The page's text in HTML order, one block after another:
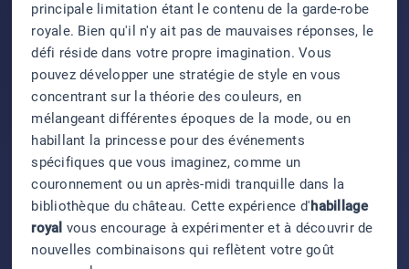
principale limitation étant le contenu de la garde-robe
royale. Bien qu'il n'y ait pas de mauvaises réponses, le
défi réside dans votre propre imagination. Vous
pouvez développer une stratégie de style en vous
concentrant sur la théorie des couleurs, en
mélangeant différentes époques de la mode, ou en
habillant la princesse pour des événements
spécifiques que vous imaginez, comme un
couronnement ou un après-midi tranquille dans la
bibliothèque du château. Cette expérience d'habillage
royal vous encourage à expérimenter et à découvrir de
nouvelles combinaisons qui reflètent votre goût